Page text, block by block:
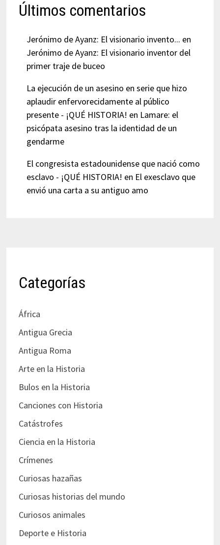
Últimos comentarios
Jerónimo de Ayanz: El visionario invento... en
Jerónimo de Ayanz: El visionario inventor del
primer traje de buceo
La ejecución de un asesino en serie que hizo
aplaudir enfervorecidamente al público
presente - ¡QUÉ HISTORIA! en Lamare: el
psicópata asesino tras la identidad de un
gendarme
El congresista estadounidense que nació como
esclavo - ¡QUÉ HISTORIA! en El exesclavo que
envió una carta a su antiguo amo
Categorías
África
Antigua Grecia
Antigua Roma
Arte en la Historia
Bulos en la Historia
Canciones con Historia
Catástrofes
Ciencia en la Historia
Crímenes
Curiosas hazañas
Curiosas historias del mundo
Curiosos animales
Deporte e Historia